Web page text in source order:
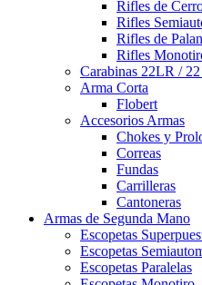
Rifles de
Rifles
Rifles de
Rifles
Carabinas 22LR /
Arma Corta
Flobert
Accesorios Armas
Chokes y
Correas
Fundas
Carrilleras
Cantoneras
Armas de Segunda Mano
Escopetas
Escopetas
Escopetas Paralelas